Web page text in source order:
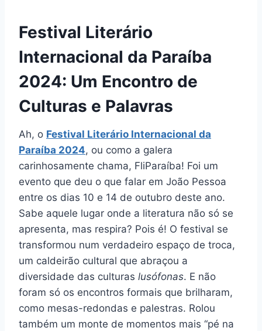
Festival Literário
Internacional da Paraíba
2024: Um Encontro de
Culturas e Palavras
Ah, o Festival Literário Internacional da
Paraíba 2024, ou como a galera
carinhosamente chama, FliParaíba! Foi um
evento que deu o que falar em João Pessoa
entre os dias 10 e 14 de outubro deste ano.
Sabe aquele lugar onde a literatura não só se
apresenta, mas respira? Pois é! O festival se
transformou num verdadeiro espaço de troca,
um caldeirão cultural que abraçou a
diversidade das culturas lusófonas. E não
foram só os encontros formais que brilharam,
como mesas-redondas e palestras. Rolou
também um monte de momentos mais “pé na